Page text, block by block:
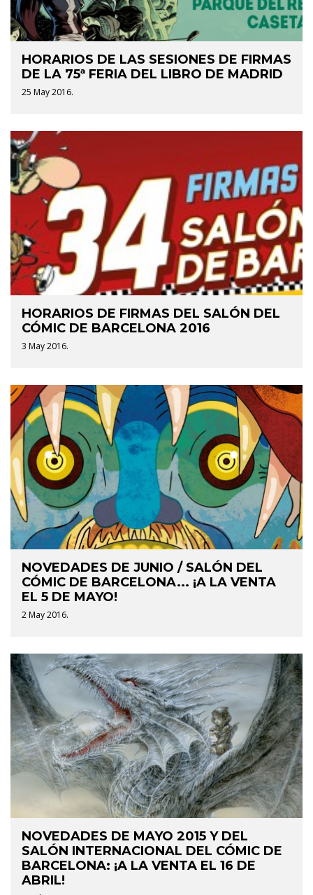
HORARIOS DE LAS SESIONES DE FIRMAS
DE LA 75ª FERIA DEL LIBRO DE MADRID
25 May 2016.
HORARIOS DE FIRMAS DEL SALÓN DEL
CÓMIC DE BARCELONA 2016
3 May 2016.
NOVEDADES DE JUNIO / SALÓN DEL
CÓMIC DE BARCELONA... ¡A LA VENTA
EL 5 DE MAYO!
2 May 2016.
NOVEDADES DE MAYO 2015 Y DEL
SALÓN INTERNACIONAL DEL CÓMIC DE
BARCELONA: ¡A LA VENTA EL 16 DE
ABRIL!